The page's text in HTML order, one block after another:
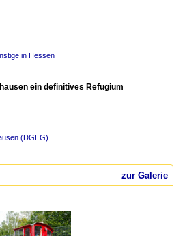
in Hessen
ein definitives Refugium
(DGEG)
zur Galerie